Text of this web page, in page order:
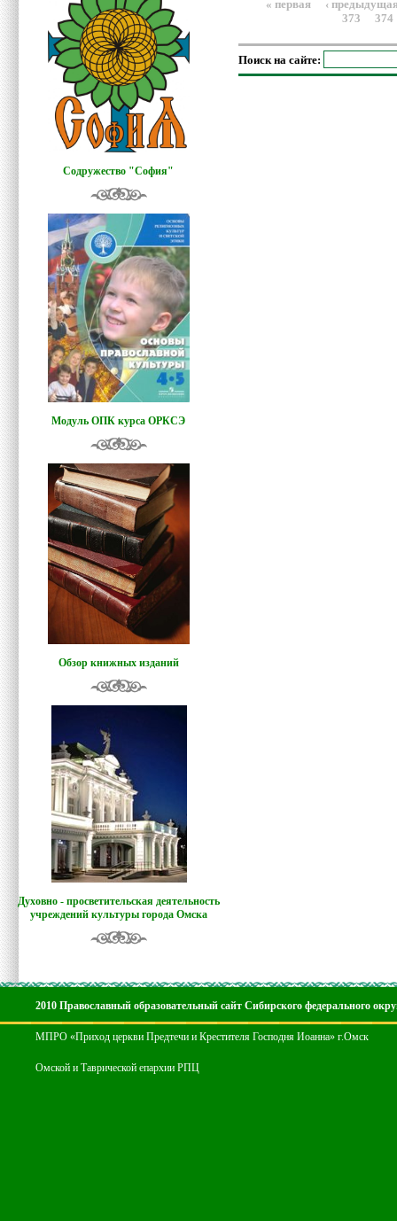
Содружество "София"
Модуль ОПК курса ОРКСЭ
Обзор книжных изданий
Духовно - просветительская деятельность
учреждений культуры города Омска
« первая
‹
373
374
Поиск на сайте:
2010 Православный образовательный сайт Сибирского федерального
МПРО «Приход церкви Предтечи и Крестителя Господня Иоанна» г.Омск
Омской и Таврической епархии РПЦ